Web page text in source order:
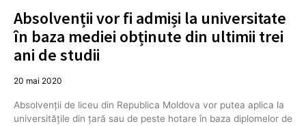
Absolvenții vor fi admiși la universitate
în baza mediei obținute din ultimii trei
ani de studii
20 mai 2020
Absolvenții de liceu din Republica Moldova vor putea aplica la
universitățile din țară sau de peste hotare în baza diplomelor de